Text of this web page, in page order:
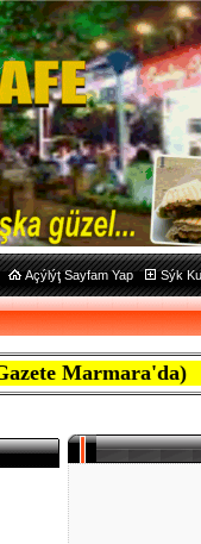
Açýlýţ Sayfam Yap Sýk